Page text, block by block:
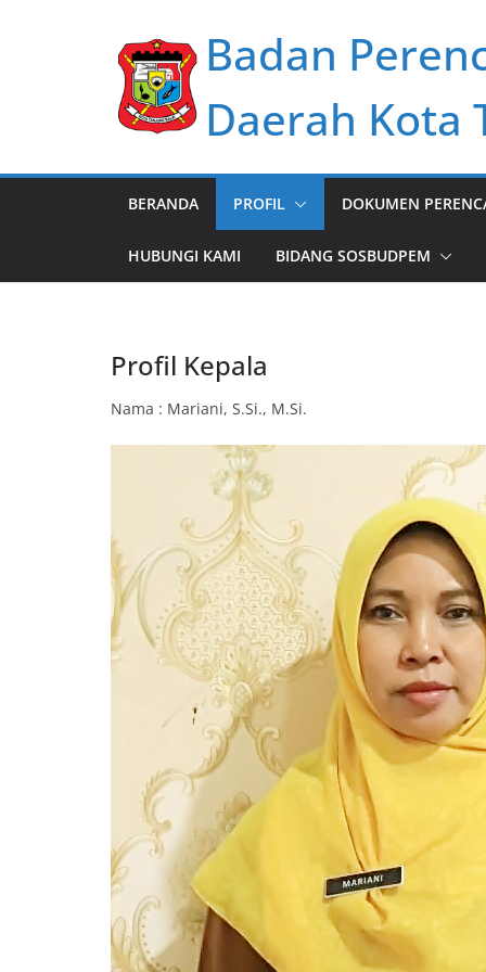
Badan
Daerah Kota
BERANDA PROFIL DOKUMEN
HUBUNGI KAMI BIDANG SOSBUDPEM
Profil Kepala
Nama : Mariani, S.Si., M.Si.